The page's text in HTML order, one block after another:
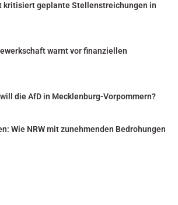
kritisiert geplante Stellenstreichungen in
warnt vor finanziellen
die AfD in Mecklenburg-Vorpommern?
Wie NRW mit zunehmenden Bedrohungen